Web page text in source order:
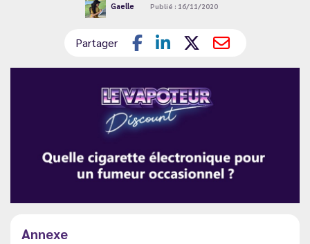
Gaelle Publié : 16/11/2020
Partager
Annexe